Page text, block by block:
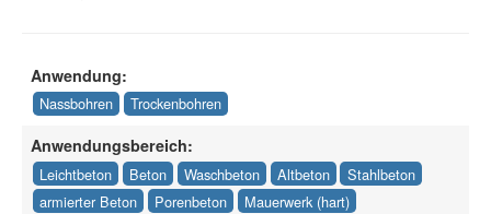
Anwendung:
Nassbohren Trockenbohren
Anwendungsbereich:
Leichtbeton Beton Waschbeton Altbeton
Stahlbeton
armierter Beton
Porenbeton
Mauerwerk (hart)